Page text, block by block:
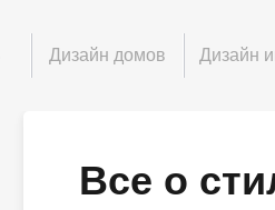
Дизайн домов Дизайн
Все о